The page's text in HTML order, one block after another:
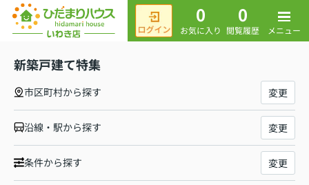
0
お気に入り
0
閲覧履歴 メニュー
新築戸建て特集
市区町村から探す 変更
沿線・駅から探す 変更
条件から探す 変更